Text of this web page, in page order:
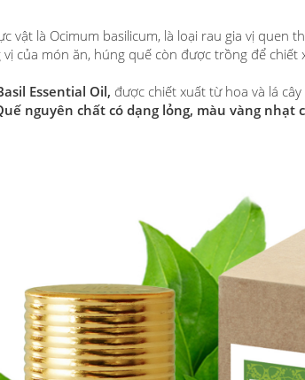
vật là Ocimum basilicum, là loại rau gia vị quen
của món ăn, húng quế còn được trồng để chiết
Essential Oil, được chiết xuất từ hoa và lá
nguyên chất có dạng lỏng, màu vàng nhạt